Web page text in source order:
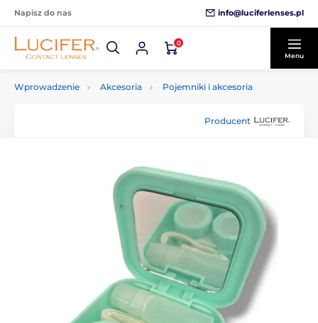
Napisz do nas info@luciferlenses.pl
0
Menu
Wprowadzenie Akcesoria Pojemniki i akcesoria
Producent